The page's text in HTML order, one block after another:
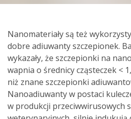
Nanomateriały są też
dobre adiuwanty szczepionek.
wykazały, że szczepionki na
wapnia o średnicy cząsteczek <
niż znane szczepionki
Nanoadiuwanty w postaci
w produkcji przeciwwirusowych